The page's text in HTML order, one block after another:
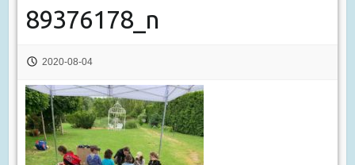
89376178_n
2020-08-04